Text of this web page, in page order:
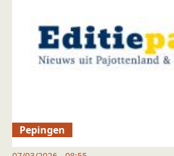
Pepingen